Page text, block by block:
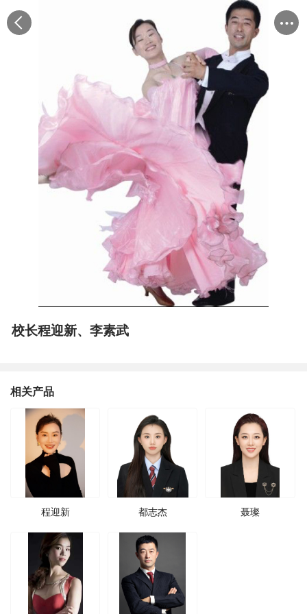
校长程迎新、李素武
相关产品
程迎新 都志杰 聂璨